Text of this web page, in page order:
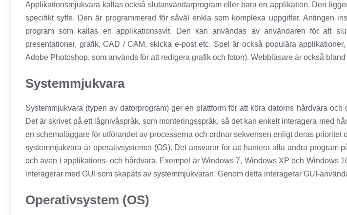
Applikationsmjukvara kallas också slutanvändarprogram eller bara en applikation. Den
specifikt syfte. Den är programmerad för såväl enkla som komplexa uppgifter. Antingen
program som kallas en applikationssvit. Den kan användas av användaren för att
presentationer, grafik, CAD / CAM, skicka e-post etc. Spel är också populära
Adobe Photoshop, som används för att redigera grafik och foton). Webbläsare är också
Systemmjukvara
Systemmjukvara (typen av datorprogram) ger en plattform för att köra datorns hårdvara
Det är skrivet på ett lågnivåspråk, som monteringsspråk, så det kan enkelt interagera med
en schemaläggare för utförandet av processerna och ordnar sekvensen enligt deras
systemmjukvara är operativsystemet (OS). Det ansvarar för att hantera alla andra
och även i applikations- och hårdvara. Exempel är Windows 7, Windows XP och Windows
interagerar med GUI som skapats av systemmjukvaran. Genom detta interagerar GUI-
Operativsystem (OS)